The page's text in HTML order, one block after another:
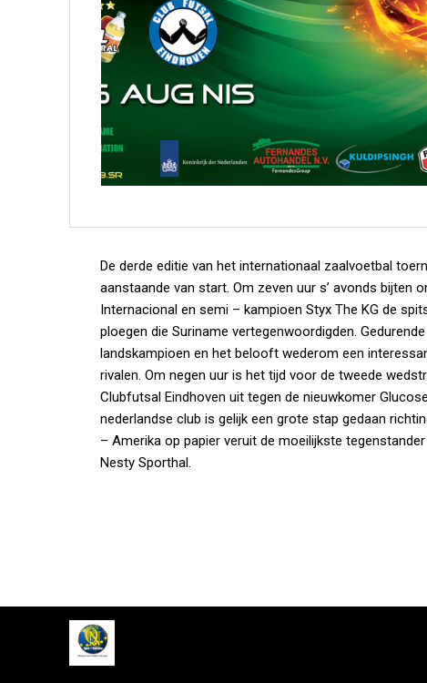
De derde editie van het internationaal zaalvoetbal
aanstaande van start. Om zeven uur s’ avonds bijten
Internacional en semi – kampioen Styx The KG de
ploegen die Suriname vertegenwoordigden.
landskampioen en het belooft wederom een
rivalen. Om negen uur is het tijd voor de tweede
Clubfutsal Eindhoven uit tegen de nieuwkomer
nederlandse club is gelijk een grote stap gedaan
– Amerika op papier veruit de moeilijkste
Nesty Sporthal.